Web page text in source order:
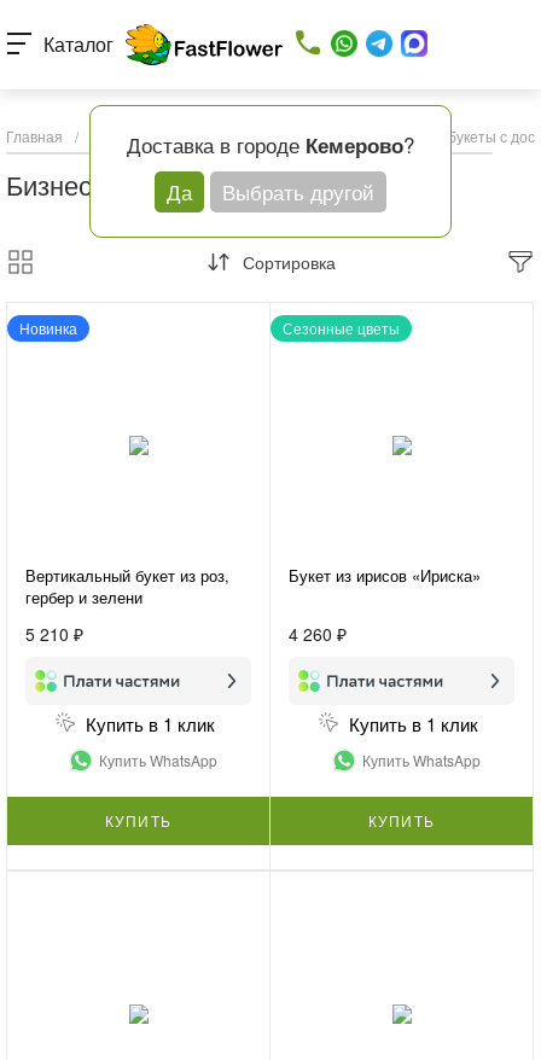
Доставка в городе Кемерово?
Да
Выбрать другой
Каталог
Главная / Каталог товаров Букеты с доставкой Бизнес-букеты с
Бизнес-букеты с доставкой
Сортировка
Новинка
Вертикальный букет из роз,
гербер и зелени
5 210 ₽
Купить в 1 клик
Купить WhatsApp
КУПИТЬ
Сезонные цветы
Букет из ирисов «Ириска»
4 260 ₽
Купить в 1 клик
Купить WhatsApp
КУПИТЬ